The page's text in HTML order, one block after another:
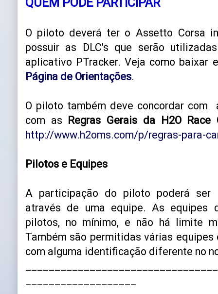
O piloto deverá ter o Assetto Corsa
possuir as DLC's que serão
aplicativo PTracker. Veja como baixar
Página de Orientações.
O piloto também deve concordar com
com as
Regras Gerais da H2O Race
http://www.h2oms.com/p/regras-para-
Pilotos e Equipes
A participação do piloto poderá ser
através de uma equipe. As equipes
pilotos, no mínimo, e não há limite
Também são permitidas várias equipes
com alguma identificação diferente no